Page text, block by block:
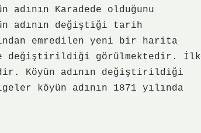
adının Karadede olduğunu
adının değiştiği tarih
emredilen yeni bir harita
değiştirildiği görülmektedir. İlk
Köyün adının değiştirildiği
köyün adının 1871 yılında